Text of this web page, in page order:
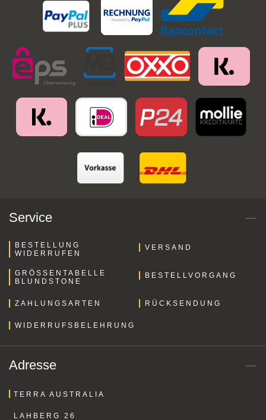
Service
BESTELLUNG
WIDERRUFEN
VERSAND
GRÖSSENTABELLE B
LUNDSTONE
BESTELLVORGANG
ZAHLUNGSARTEN RÜCKSENDUNG
WIDERRUFSBELEHRUNG
Adresse
TERRA AUSTRALIA
LAHBERG 26